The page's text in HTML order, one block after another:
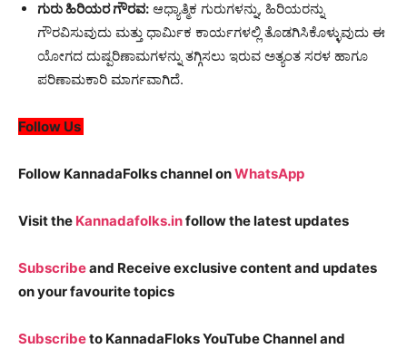
ಗುರು ಹಿರಿಯರ ಗೌರವ: ಆಧ್ಯಾತ್ಮಿಕ ಗುರುಗಳನ್ನು, ಹಿರಿಯರನ್ನು
ಗೌರವಿಸುವುದು ಮತ್ತು ಧಾರ್ಮಿಕ ಕಾರ್ಯಗಳಲ್ಲಿ ತೊಡಗಿಸಿಕೊಳ್ಳುವುದು ಈ
ಯೋಗದ ದುಷ್ಪರಿಣಾಮಗಳನ್ನು ತಗ್ಗಿಸಲು ಇರುವ ಅತ್ಯಂತ ಸರಳ ಹಾಗೂ
ಪರಿಣಾಮಕಾರಿ ಮಾರ್ಗವಾಗಿದೆ.
Follow Us
Follow KannadaFolks channel onWhatsApp
Visit the Kannadafolks.infollow the latest updates
Subscribeand Receive exclusive content and updates
on your favourite topics
Subscribeto KannadaFloks YouTube Channel and